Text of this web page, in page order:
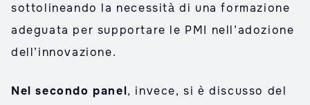
sottolineando la necessità di una formazione
adeguata per supportare le PMI nell’adozione
dell’innovazione.
Nel secondo panel, invece, si è discusso del